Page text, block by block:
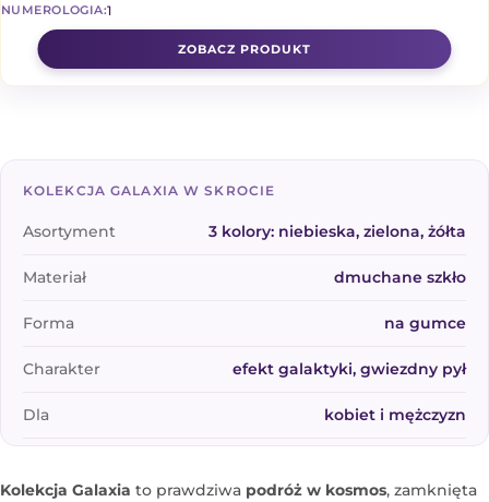
NUMEROLOGIA:1
KOLEKCJA GALAXIA W SKROCIE
Asortyment 3 kolory: niebieska, zielona, żółta
Materiał dmuchane szkło
Forma na gumce
Charakter efekt galaktyki, gwiezdny pył
Dla kobiet i mężczyzn
Kolekcja Galaxia to prawdziwa podróż w kosmos, zamknięta